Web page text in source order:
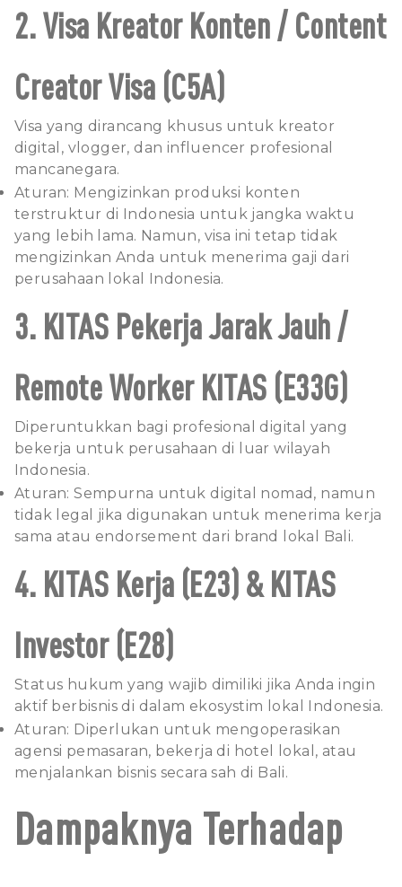
2. Visa Kreator Konten / Content
Creator Visa (C5A)
Visa yang dirancang khusus untuk kreator
digital, vlogger, dan influencer profesional
mancanegara.
Aturan: Mengizinkan produksi konten
terstruktur di Indonesia untuk jangka waktu
yang lebih lama. Namun, visa ini tetap tidak
mengizinkan Anda untuk menerima gaji dari
perusahaan lokal Indonesia.
3. KITAS Pekerja Jarak Jauh /
Remote Worker KITAS (E33G)
Diperuntukkan bagi profesional digital yang
bekerja untuk perusahaan di luar wilayah
Indonesia.
Aturan: Sempurna untuk digital nomad, namun
tidak legal jika digunakan untuk menerima kerja
sama atau endorsement dari brand lokal Bali.
4. KITAS Kerja (E23) & KITAS
Investor (E28)
Status hukum yang wajib dimiliki jika Anda ingin
aktif berbisnis di dalam ekosystim lokal Indonesia.
Aturan: Diperlukan untuk mengoperasikan
agensi pemasaran, bekerja di hotel lokal, atau
menjalankan bisnis secara sah di Bali.
Dampaknya Terhadap